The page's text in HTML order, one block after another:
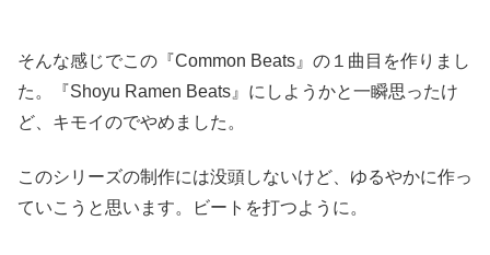
そんな感じでこの『Common Beats』の１曲目を作りまし
た。『Shoyu Ramen Beats』にしようかと一瞬思ったけ
ど、キモイのでやめました。
このシリーズの制作には没頭しないけど、ゆるやかに作っ
ていこうと思います。ビートを打つように。